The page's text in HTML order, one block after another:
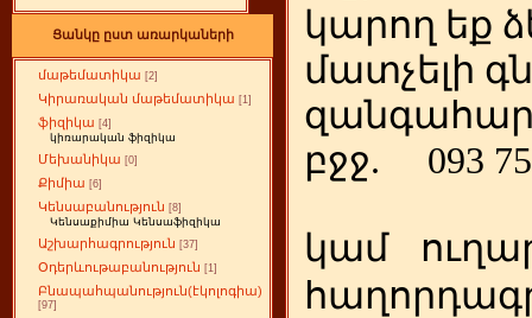
Ցանկը ըստ առարկաների
մաթեմատիկա [2]
Կիրառական մաթեմատիկա [1]
ֆիզիկա [4]
կիռարական ֆիզիկա
Մեխանիկա [0]
Քիմիա [6]
Կենսաբանություն [8]
Կենսաքիմիա Կենսաֆիզիկա
Աշխարհագրություն [37]
Օդերևութաբանություն [1]
Բնապահպանություն(էկոլոգիա)
[97]
կարող եք
մատչելի
բջջ.
093
կամ